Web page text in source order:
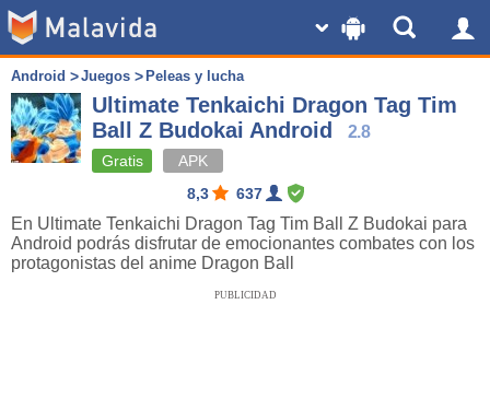
Android Juegos Peleas y lucha
Ultimate Tenkaichi Dragon Tag Tim
Ball Z Budokai Android
2.8
Gratis
APK
8,3
637
En Ultimate Tenkaichi Dragon Tag Tim Ball Z Budokai para
Android podrás disfrutar de emocionantes combates con los
protagonistas del anime Dragon Ball
PUBLICIDAD